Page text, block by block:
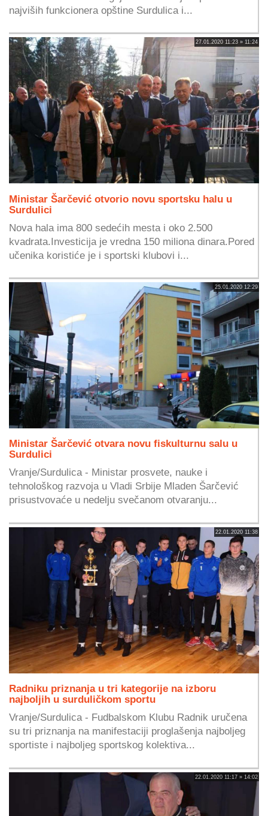
najviših funkcionera opštine Surdulica i...
27.01.2020 11:23 » 11:24
Ministar Šarčević otvorio novu sportsku halu u
Surdulici
Nova hala ima 800 sedećih mesta i oko 2.500
kvadrata.Investicija je vredna 150 miliona dinara.Pored
učenika koristiće je i sportski klubovi i...
25.01.2020 12:29
Ministar Šarčević otvara novu fiskulturnu salu u
Surdulici
Vranje/Surdulica - Ministar prosvete, nauke i
tehnološkog razvoja u Vladi Srbije Mladen Šarčević
prisustvovaće u nedelju svečanom otvaranju...
22.01.2020 11:38
Radniku priznanja u tri kategorije na izboru
najboljih u surduličkom sportu
Vranje/Surdulica - Fudbalskom Klubu Radnik uručena
su tri priznanja na manifestaciji proglašenja najboljeg
sportiste i najboljeg sportskog kolektiva...
22.01.2020 11:17 » 14:02